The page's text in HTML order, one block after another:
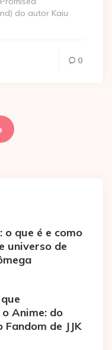
do autor Kaiu
0
o que é e como
universo de
Anime: do
Fandom de JJK